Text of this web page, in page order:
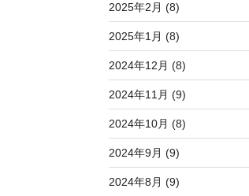
2025年2月 (8)
2025年1月 (8)
2024年12月 (8)
2024年11月 (9)
2024年10月 (8)
2024年9月 (9)
2024年8月 (9)